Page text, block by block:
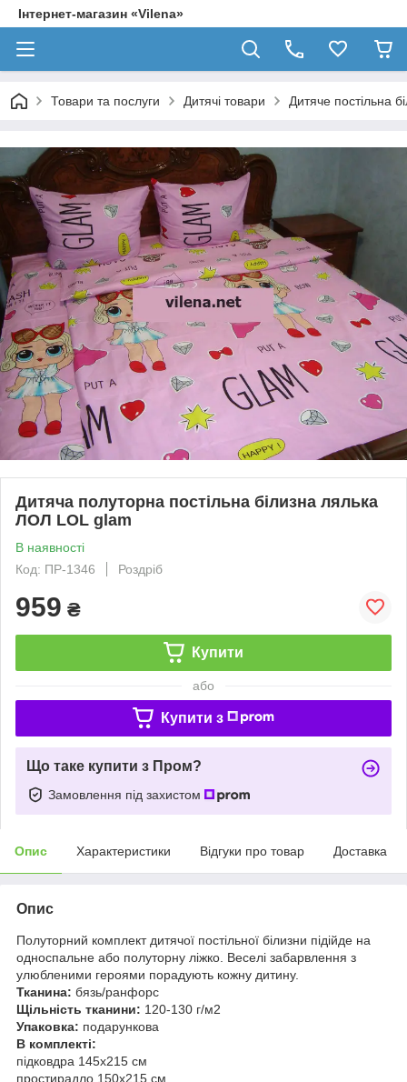
Інтернет-магазин «Vilena»
Товари та послуги Дитячі товари Дитяче постільна
Дитяча полуторна постільна білизна лялька
ЛОЛ LOL glam
В наявності
Код: ПР-1346
Роздріб
959 ₴
Купити
або
Купити з
Що таке купити з Пром?
Замовлення під захистом
Опис Характеристики Відгуки про товар Доставка
Опис
Полуторний комплект дитячої постільної білизни підійде на
односпальне або полуторну ліжко. Веселі забарвлення з
улюбленими героями порадують кожну дитину.
Тканина: бязь/ранфорс
Щільність тканини: 120-130 г/м2
Упаковка: подарункова
В комплекті:
підковдра 145x215 см
простирадло 150x215 см